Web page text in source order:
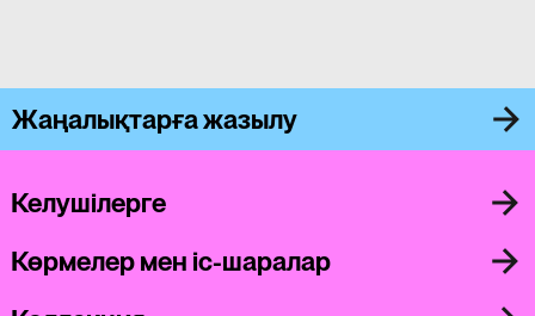
Жаңалықтарға жазылу
Келушілерге
Көрмелер мен іс-шаралар